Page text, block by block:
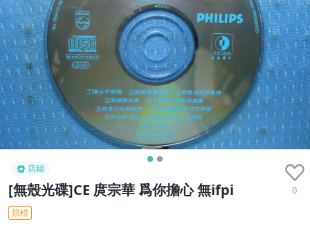
店鋪
[無殼光碟]CE 庹宗華 爲你擔心 無ifpi 0
競標